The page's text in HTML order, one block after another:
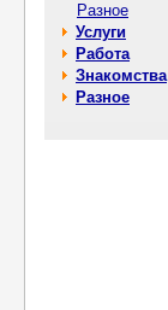
Разное
Услуги
Работа
Знакомства
Разное